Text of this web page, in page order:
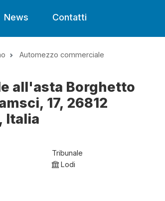
News Contatti
Automezzo commerciale
all'asta Borghetto
17, 26812
Italia
Tribunale
Lodi